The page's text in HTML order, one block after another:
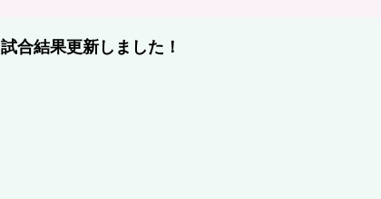
試合結果更新しました！